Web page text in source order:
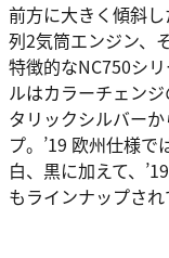
前方に大きく傾斜
列2気筒エンジン、
特徴的なNC750シ
ルはカラーチェン
タリックシルバー
プ。’19 欧州仕様で
白、黒に加えて、
もラインナップされ